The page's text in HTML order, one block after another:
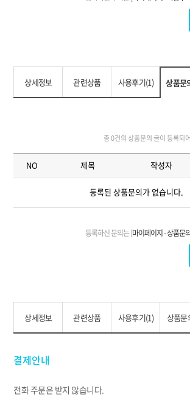
상세정보 관련상품 사용후기(1) 상품문
상세정보 관련상품 사용후기(1) 상품문
결제안내
전화 주문은 받지 않습니다.